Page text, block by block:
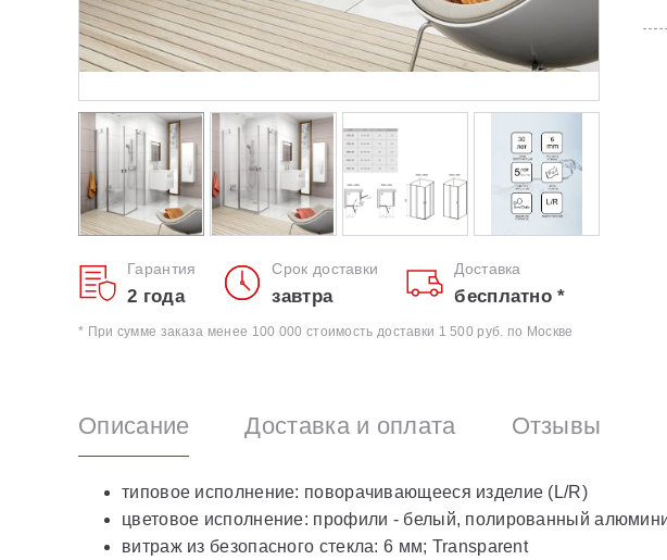
Гарантия
2 года
Срок доставки
завтра
Доставка
бесплатно *
* При сумме заказа менее 100 000 стоимость доставки 1 500 руб. по Москве
Описание Доставка и оплата Отзывы
типовое исполнение: поворачивающееся изделие (L/R)
цветовое исполнение: профили - белый, полированный
витраж из безопасного стекла: 6 мм; Transparent